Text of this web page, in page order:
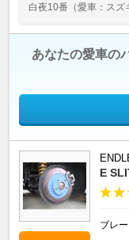
白夜10番 （愛車：ス
あなたの愛車の
E
ブレ